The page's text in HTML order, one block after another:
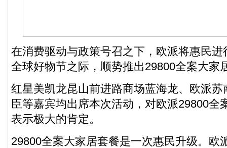
在消费驱动与政策号召之下，欧派将惠民
全球好物节之际，顺势推出29800全案大家
红星美凯龙昆山前进路商场蓝海龙、欧派
臣等嘉宾均出席本次活动，对欧派29800全
表示极大的肯定。
29800全案大家居套餐是一次惠民升级。欧